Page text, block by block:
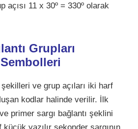
açısı 11 x 30º = 330º olarak
Grupları
şekilleri ve grup açıları iki harf
kodlar halinde verilir. İlk
primer sargı bağlantı şeklini
yazılır sekonder sargının